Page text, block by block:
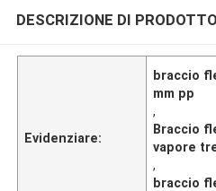
DESCRIZIONE DI PRODOTTO
Evidenziare:
braccio
mm pp
,
Braccio
vapore
,
braccio